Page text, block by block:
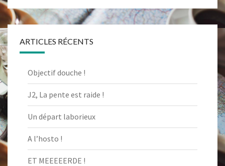
ARTICLES RÉCENTS
Objectif douche !
J2, La pente est raide !
Un départ laborieux
A l’hosto !
ET MEEEEERDE !